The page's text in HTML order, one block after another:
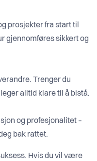
prosjekter fra start til
gjennomføres sikkert og
Trenger du
alltid klare til å bistå.
og profesjonalitet –
bak rattet.
Hvis du vil være